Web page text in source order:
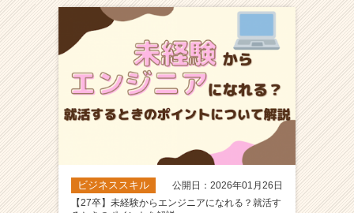
ビジネススキル
公開日：2026年01月26日
【27卒】未経験からエンジニアになれる？就活す